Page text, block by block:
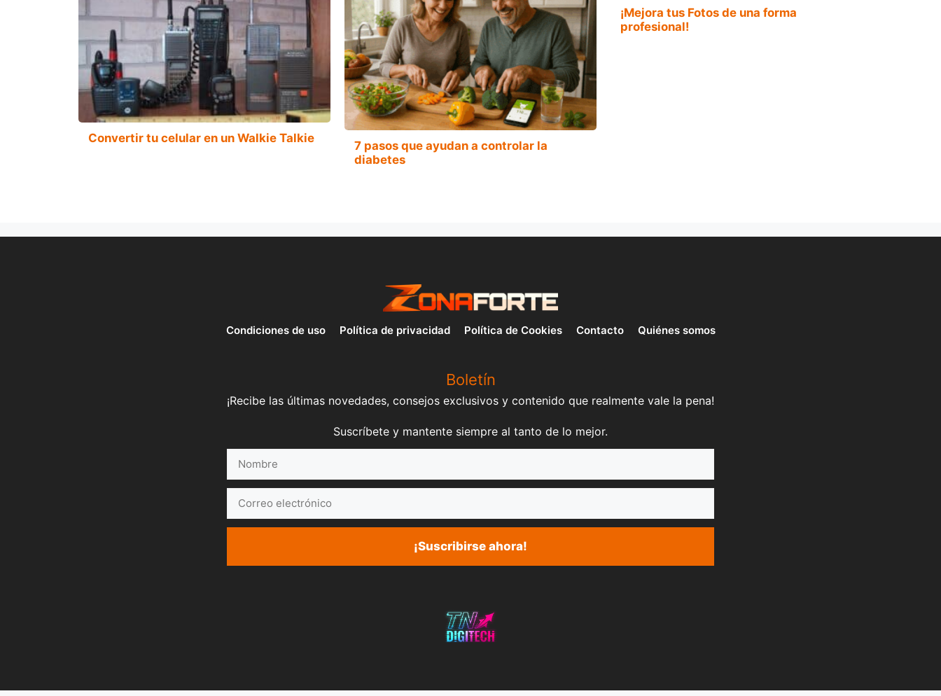
Convertir tu celular en un Walkie Talkie
7 pasos que ayudan a controlar la
diabetes
¡Mejora tus Fotos de una forma
profesional!
Condiciones de uso Política de privacidad Política de Cookies Contacto Quiénes somos
Boletín
¡Recibe las últimas novedades, consejos exclusivos y contenido que realmente vale la pena!
Suscríbete y mantente siempre al tanto de lo mejor.
electrónico
¡Suscribirse ahora!